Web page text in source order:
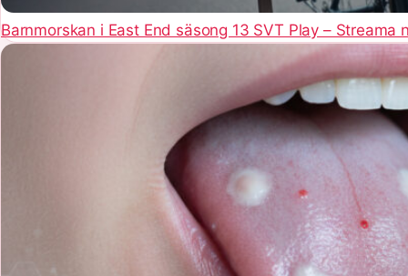
Barnmorskan i East End säsong 13 SVT Play – Streama